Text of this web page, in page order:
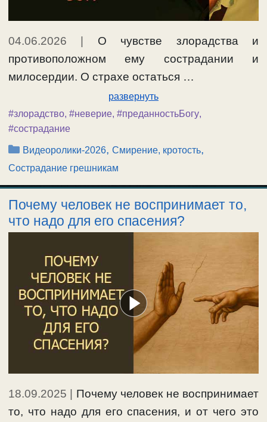
04.06.2026 | О чувстве злорадства и
противоположном ему сострадании и
милосердии. О страхе остаться …
развернуть
#злорадство, #неверие, #преданностьБогу,
#сострадание
Рубрики
Видеоролики-2026,Смирение, кротость,
Сострадание грешникам
Почему человек не воспринимает то,
что надо для его спасения?
18.09.2025 | Почему человек не воспринимает
то, что надо для его спасения, и от чего это